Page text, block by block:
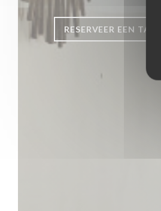
RESERVEER EEN TAFEL